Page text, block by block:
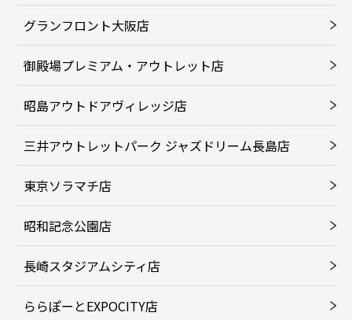
グランフロント大阪店
御殿場プレミアム・アウトレット店
昭島アウトドアヴィレッジ店
三井アウトレットパーク ジャズドリーム長島店
東京ソラマチ店
昭和記念公園店
長崎スタジアムシティ店
ららぽーとEXPOCITY店